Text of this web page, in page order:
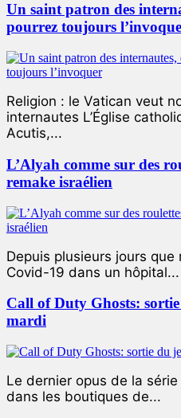
Un saint patron des
pourrez toujours
Religion : le Vatican veut
internautes L’Église
Acutis,...
L’Alyah comme sur des
remake israélien
Depuis plusieurs jours
Covid-19 dans un hôpital...
Call of Duty Ghosts:
mardi
Le dernier opus de la
dans les boutiques de...